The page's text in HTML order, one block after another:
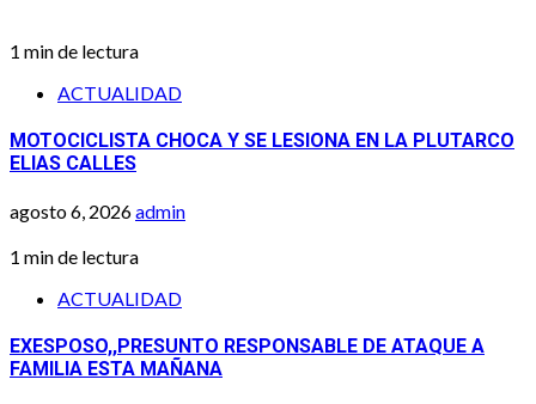
1 min de lectura
ACTUALIDAD
MOTOCICLISTA CHOCA Y SE LESIONA EN LA PLUTARCO
ELIAS CALLES
agosto 6, 2026admin
1 min de lectura
ACTUALIDAD
EXESPOSO,,PRESUNTO RESPONSABLE DE ATAQUE A
FAMILIA ESTA MAÑANA